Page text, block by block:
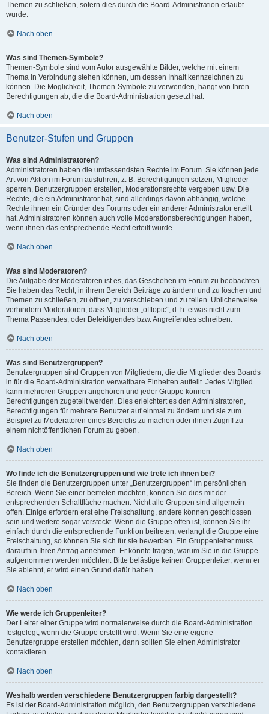
Themen zu schließen, sofern dies durch die Board-Administration erlaubt
wurde.
Nach oben
Was sind Themen-Symbole?
Themen-Symbole sind vom Autor ausgewählte Bilder, welche mit einem
Thema in Verbindung stehen können, um dessen Inhalt kennzeichnen zu
können. Die Möglichkeit, Themen-Symbole zu verwenden, hängt von Ihren
Berechtigungen ab, die die Board-Administration gesetzt hat.
Nach oben
Benutzer-Stufen und Gruppen
Was sind Administratoren?
Administratoren haben die umfassendsten Rechte im Forum. Sie können jede
Art von Aktion im Forum ausführen; z. B. Berechtigungen setzen, Mitglieder
sperren, Benutzergruppen erstellen, Moderationsrechte vergeben usw. Die
Rechte, die ein Administrator hat, sind allerdings davon abhängig, welche
Rechte ihnen ein Gründer des Forums oder ein anderer Administrator erteilt
hat. Administratoren können auch volle Moderationsberechtigungen haben,
wenn ihnen das entsprechende Recht erteilt wurde.
Nach oben
Was sind Moderatoren?
Die Aufgabe der Moderatoren ist es, das Geschehen im Forum zu beobachten.
Sie haben das Recht, in ihrem Bereich Beiträge zu ändern und zu löschen und
Themen zu schließen, zu öffnen, zu verschieben und zu teilen. Üblicherweise
verhindern Moderatoren, dass Mitglieder „offtopic“, d. h. etwas nicht zum
Thema Passendes, oder Beleidigendes bzw. Angreifendes schreiben.
Nach oben
Was sind Benutzergruppen?
Benutzergruppen sind Gruppen von Mitgliedern, die die Mitglieder des Boards
in für die Board-Administration verwaltbare Einheiten aufteilt. Jedes Mitglied
kann mehreren Gruppen angehören und jeder Gruppe können
Berechtigungen zugeteilt werden. Dies erleichtert es den Administratoren,
Berechtigungen für mehrere Benutzer auf einmal zu ändern und sie zum
Beispiel zu Moderatoren eines Bereichs zu machen oder ihnen Zugriff zu
einem nichtöffentlichen Forum zu geben.
Nach oben
Wo finde ich die Benutzergruppen und wie trete ich ihnen bei?
Sie finden die Benutzergruppen unter „Benutzergruppen“ im persönlichen
Bereich. Wenn Sie einer beitreten möchten, können Sie dies mit der
entsprechenden Schaltfläche machen. Nicht alle Gruppen sind allgemein
offen. Einige erfordern erst eine Freischaltung, andere können geschlossen
sein und weitere sogar versteckt. Wenn die Gruppe offen ist, können Sie ihr
einfach durch die entsprechende Funktion beitreten; verlangt die Gruppe eine
Freischaltung, so können Sie sich für sie bewerben. Ein Gruppenleiter muss
daraufhin Ihren Antrag annehmen. Er könnte fragen, warum Sie in die Gruppe
aufgenommen werden möchten. Bitte belästige keinen Gruppenleiter, wenn er
Sie ablehnt, er wird einen Grund dafür haben.
Nach oben
Wie werde ich Gruppenleiter?
Der Leiter einer Gruppe wird normalerweise durch die Board-Administration
festgelegt, wenn die Gruppe erstellt wird. Wenn Sie eine eigene
Benutzergruppe erstellen möchten, dann sollten Sie einen Administrator
kontaktieren.
Nach oben
Weshalb werden verschiedene Benutzergruppen farbig dargestellt?
Es ist der Board-Administration möglich, den Benutzergruppen verschiedene